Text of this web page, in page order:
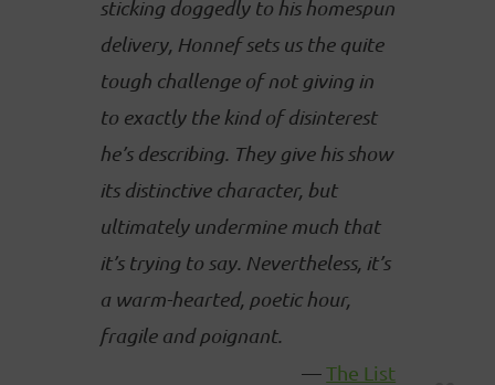
sticking doggedly to his homespun
delivery, Honnef sets us the quite
tough challenge of not giving in
to exactly the kind of disinterest
he’s describing. They give his show
its distinctive character, but
ultimately undermine much that
it’s trying to say. Nevertheless, it’s
a warm-hearted, poetic hour,
fragile and poignant.
The List